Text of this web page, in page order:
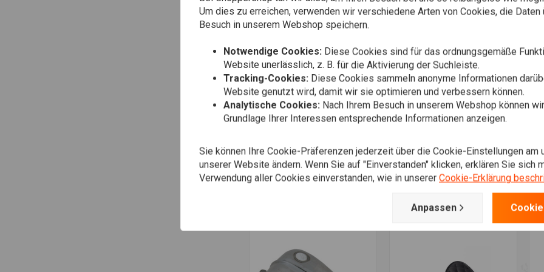
Gastankdeckel "Cafe
Racer""
€178,68
18,9 Liter Fat Bob Tank
Twist-lock Cap FL/FLH/FX
48-84
€202,39
Um dies zu erreichen, verwenden wir verschiedene Arten von Cookies, die Daten
Besuch in unserem Webshop speichern.
Notwendige Cookies: Diese Cookies sind für das ordnungsgemäße
Website unerlässlich, z. B. für die Aktivierung der Suchleiste.
Tracking-Cookies: Diese Cookies sammeln anonyme Informationen
Website genutzt wird, damit wir sie optimieren und verbessern können.
Analytische Cookies: Nach Ihrem Besuch in unserem Webshop können
Grundlage Ihrer Interessen entsprechende Informationen anzeigen.
Sie können Ihre Cookie-Präferenzen jederzeit über die Cookie-Einstellungen am
unserer Website ändern. Wenn Sie auf "Einverstanden" klicken, erklären Sie sich
Verwendung aller Cookies einverstanden, wie in unserer Cookie-Erklärung
Anpassen